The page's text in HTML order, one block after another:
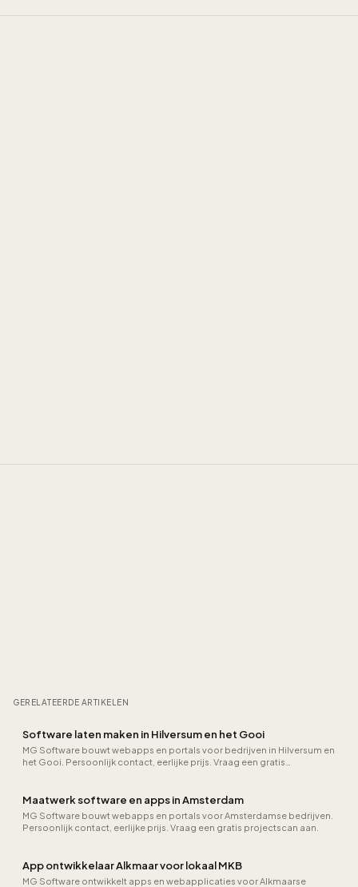
GERELATEERDE ARTIKELEN
Software laten maken in Hilversum en het Gooi
MG Software bouwt webapps en portals voor bedrijven in Hilversum en
het Gooi. Persoonlijk contact, eerlijke prijs. Vraag een gratis
Maatwerk software en apps in Amsterdam
MG Software bouwt webapps en portals voor Amsterdamse bedrijven.
Persoonlijk contact, eerlijke prijs. Vraag een gratis projectscan aan.
App ontwikkelaar Alkmaar voor lokaal MKB
MG Software ontwikkelt apps en webapplicaties voor Alkmaarse